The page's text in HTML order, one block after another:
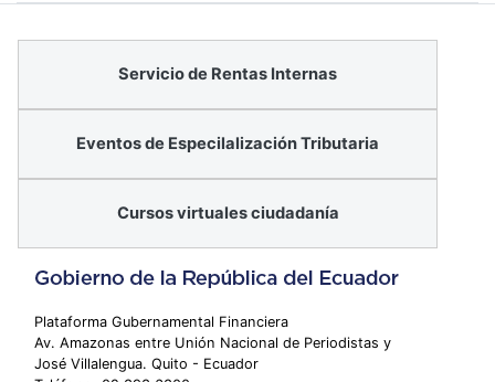
Servicio de Rentas Internas
Eventos de Especilalización Tributaria
Cursos virtuales ciudadanía
Plataforma Gubernamental Financiera
Av. Amazonas entre Unión Nacional de Periodistas y
José Villalengua. Quito - Ecuador